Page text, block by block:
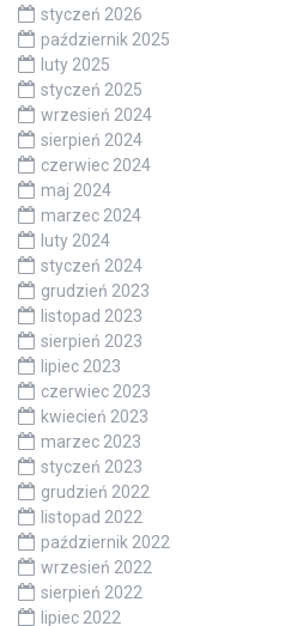
styczeń 2026
październik 2025
luty 2025
styczeń 2025
wrzesień 2024
sierpień 2024
czerwiec 2024
maj 2024
marzec 2024
luty 2024
styczeń 2024
grudzień 2023
listopad 2023
sierpień 2023
lipiec 2023
czerwiec 2023
kwiecień 2023
marzec 2023
styczeń 2023
grudzień 2022
listopad 2022
październik 2022
wrzesień 2022
sierpień 2022
lipiec 2022